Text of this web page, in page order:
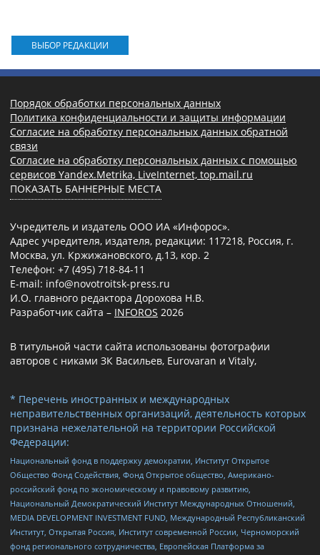
ВЫБОР РЕДАКЦИИ
Порядок обработки персональных данных
Политика конфиденциальности и защиты информации
Согласие на обработку персональных данных обратной
связи
Согласие на обработку персональных данных с помощью
сервисов Yandex.Metrika, LiveInternet, top.mail.ru
ПОКАЗАТЬ БАННЕРНЫЕ МЕСТА
Учредитель и издатель ООО ИА «Инфорос».
Адрес учредителя, издателя, редакции: 117218, Россия, г.
Москва, ул. Кржижановского, д.13, кор. 2
Телефон: +7 (495) 718-84-11
E-mail: info@novotroitsk-press.ru
И.О. главного редактора Дорохова Н.В.
Разработчик сайта – INFOROS 2026
В титульной части сайта использованы фотографии
авторов с никами ЗК Васильев, Eurovaran и Vitaly,
* Перечень иностранных и международных
неправительственных организаций, деятельность которых
признана нежелательной на территории Российской
Федерации:
Национальный фонд в поддержку демократии, Институт Открытое
Общество Фонд Содействия, Фонд Открытое общество, Американо-
российский фонд по экономическому и правовому развитию,
Национальный Демократический Институт Международных Отношений,
MEDIA DEVELOPMENT INVESTMENT FUND, Международный Республиканский
Институт, Открытая Россия, Институт современной России, Черноморский
фонд регионального сотрудничества, Европейская Платформа за